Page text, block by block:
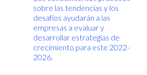
sobre las tendencias y los
desafíos ayudarán a las
empresas a evaluar y
desarrollar estrategias de
crecimiento para este 2022-
2026.